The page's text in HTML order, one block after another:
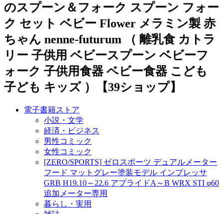
のスプーン＆フォーク スプーン フォー
ク セット ベビー Flower メラミン製 赤
ちゃん nenne-futurum （ 離乳食 カトラ
リー 子供用 ベビースプーン ベビーフ
ォーク 子供用食器 ベビー食器 こども
子ども キッズ ）【39ショップ】
電子書籍ストア
小説・文学
経済・ビジネス
男性コミック
女性コミック
[ZERO/SPORTS] ゼロスポーツ デュアルメーター
フード マットグレー塗装モデル インプレッサ
GRB H19.10～22.6 アプライドA～B WRX STI φ60
追加メーター専用
暮らし・実用